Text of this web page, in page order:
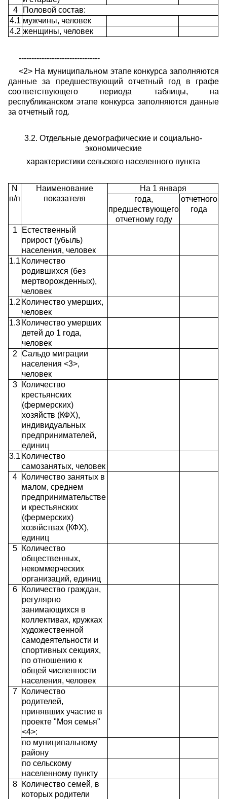
4
Половой состав:
4.1 мужчины, человек
4.2 женщины, человек
--------------------------------
<2> На муниципальном этапе конкурса заполняются
данные за предшествующий отчетный год в графе
соответствующего периода таблицы, на
республиканском этапе конкурса заполняются данные
за отчетный год.
3.2. Отдельные демографические и социально-
экономические
характеристики сельского населенного пункта
N
п/п
Наименование
показателя
На 1 января
года,
предшествующего
отчетному году
отчетного
года
1
Естественный
прирост (убыль)
населения, человек
1.1 Количество
родившихся (без
мертворожденных),
человек
1.2 Количество умерших,
человек
1.3 Количество умерших
детей до 1 года,
человек
2 Сальдо миграции
населения <3>,
человек
3
Количество
крестьянских
(фермерских)
хозяйств (КФХ),
индивидуальных
предпринимателей,
единиц
3.1 Количество
самозанятых, человек
4
Количество занятых в
малом, среднем
предпринимательстве
и крестьянских
(фермерских)
хозяйствах (КФХ),
единиц
5
Количество
общественных,
некоммерческих
организаций, единиц
6
Количество граждан,
регулярно
занимающихся в
коллективах, кружках
художественной
самодеятельности и
спортивных секциях,
по отношению к
общей численности
населения, человек
7
Количество
родителей,
принявших участие в
проекте "Моя семья"
<4>:
по муниципальному
району
по сельскому
населенному пункту
8
Количество семей, в
которых родители